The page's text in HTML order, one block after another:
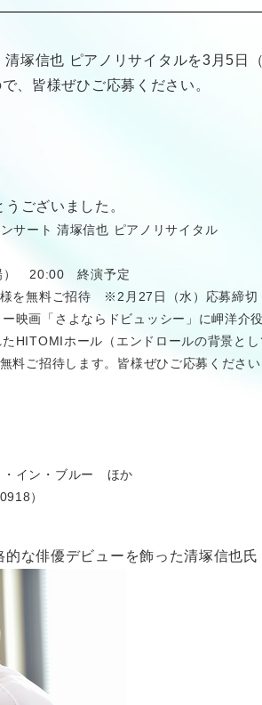
塚信也 ピアノリサイタルを3月5
、皆様ぜひご応募ください。
ございました。
サート 清塚信也 ピアノリサイタル
） 20:00 終演予定
様を無料ご招待 ※2月27日（水）応募締切
映画「さよならドビュッシー」に岬洋介
HITOMIホール（エンドロールの背景と
料ご招待します。皆様ぜひご応募ください
・イン・ブルー ほか
）
な俳優デビューを飾った清塚信也氏